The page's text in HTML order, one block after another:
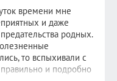
времени мне
и даже
родных.
то вспыхивали с
и подробно